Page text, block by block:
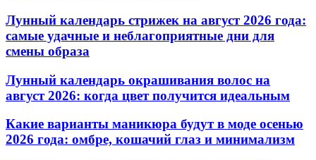
Лунный календарь стрижек на август 2026 года:
самые удачные и неблагоприятные дни для
смены образа
Лунный календарь окрашивания волос на
август 2026: когда цвет получится идеальным
Какие варианты маникюра будут в моде осенью
2026 года: омбре, кошачий глаз и минимализм